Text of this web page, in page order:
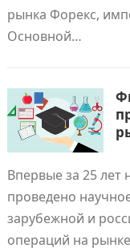
рынка Форекс,
Основной…
Впервые за 25
проведено
зарубежной и
операций на